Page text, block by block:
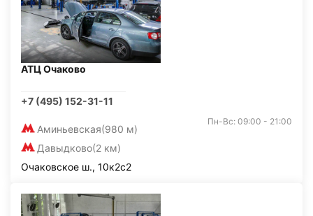
АТЦ Очаково
+7 (495) 152-31-11
Аминьевская(980 м)
Давыдково(2 км)
Пн-Вс: 09:00 - 21:00
Очаковское ш., 10к2с2